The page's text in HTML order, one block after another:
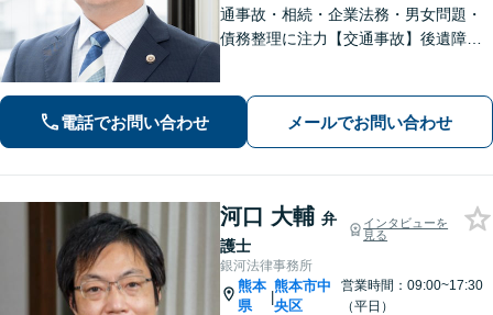
通事故・相続・企業法務・男女問題・
債務整理に注力【交通事故】後遺障害
もご相談ください【駐車場あり】
電話でお問い合わせ メールでお問い合わせ
河口 大輔 弁
護士
インタビューを
見る
銀河法律事務所
熊本
県
|
熊本市中
央区
営業時間：09:00~17:30
（平日）